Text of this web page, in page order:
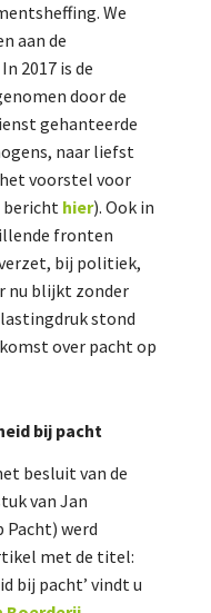
We
aan de
2017 is de
door de
gehanteerde
naar liefst
het voorstel voor
bericht hier). Ook in
fronten
bij politiek,
nu blijkt zonder
stond
over pacht op
bij pacht
besluit van de
van Jan
werd
met de titel:
bij pacht’ vindt u